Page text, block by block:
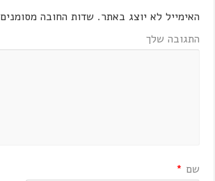
האימייל לא יוצג באתר. שדות החובה מסומנים
התגובה שלך
שם *